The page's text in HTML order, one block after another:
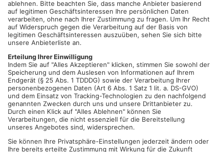
Blut spenden kann jeder gesunde Mensch mit einem
Körpergewicht von mindestens 50kg, ab dem 18. Geburtstag
bis zum 73. Geburtstag. Erstspender dürfen bis zum 64.
Geburtstag mit dem Spenden beginnen.
spende freien Tagen eingehalten werden, um einem
Eisenmangel vorzubeugen. Innerhalb von 12 Monaten dürfen
Frauen 4 Mal und Männer 6 Mal Blut spenden.
Damit die Blutspende gut vertragen wird, ist es wichtig im
Voraus ausreichend zu essen und zu trinken. Spenden ohne
Termin sind auch weiterhin möglich. Um jedoch Wartezeiten
zu vermeiden und besser planen zu können, bitte einen Termin
reservieren. Am besten über die Blutspende-App, oder auf der
Internetseite
www.blutspendedienst.com/moembris